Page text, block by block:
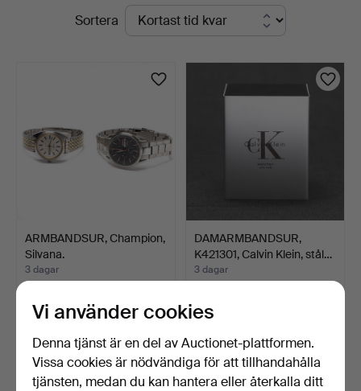
Jönköping
PågåendeSortera
ARMBANDSUR, Champion,
Silvana.
3 dagar
64 USD
DAMARMBANDSUR,
K421301, Calvin Klein, stål…
3 dagar
64 USD
Vi använder cookies
Denna tjänst är en del av Auctionet-plattformen.
Vissa cookies är nödvändiga för att tillhandahålla
tjänsten, medan du kan hantera eller återkalla ditt